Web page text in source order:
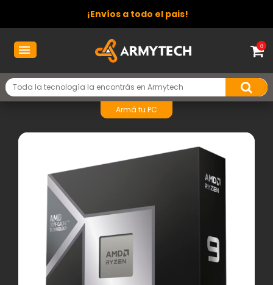
¡Envíos a todo el pais!
0
Armá tu PC